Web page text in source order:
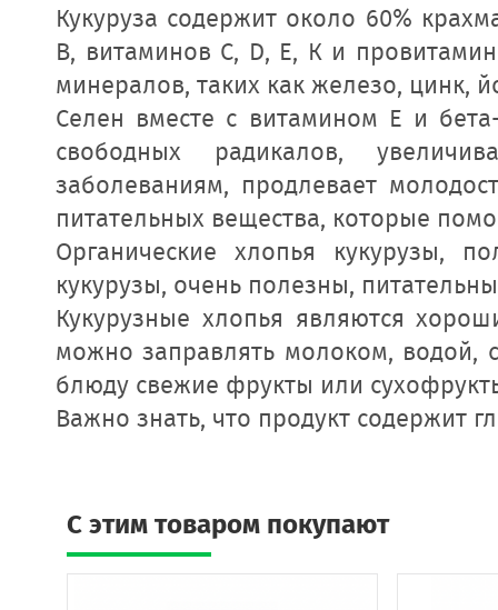
Кукуруза содержит около 60%
В, витаминов С, D, Е, К и
минералов, таких как железо, цинк,
Селен вместе с витамином Е и
свободных радикалов,
заболеваниям, продлевает
питательных вещества, которые
Органические хлопья кукурузы,
кукурузы, очень полезны,
Кукурузные хлопья являются
можно заправлять молоком, водой,
блюду свежие фрукты или
Важно знать, что продукт содержит
C этим товаром покупают